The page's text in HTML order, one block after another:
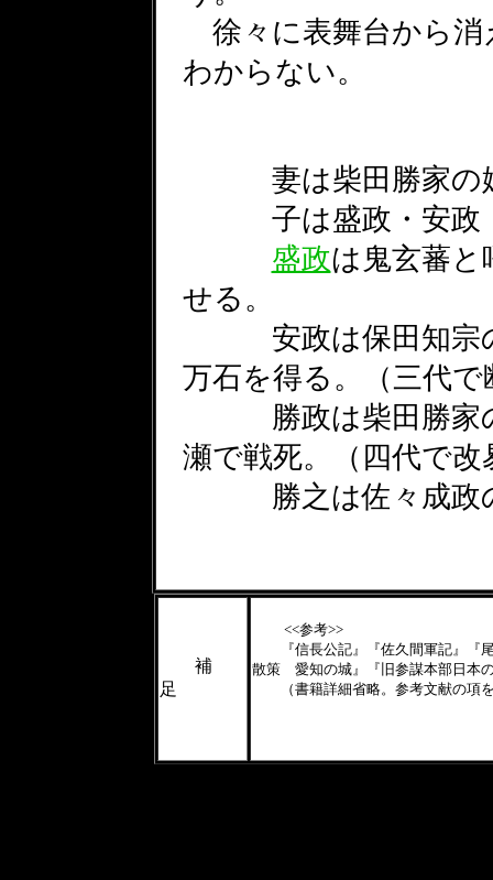
徐々に表舞台から消
わからない。
妻は柴田勝家の妹
子は盛政・安政・
盛政は鬼玄蕃と
せる。
安政は保田知宗の
万石を得る。（三代で
勝政は柴田勝家の
瀬で戦死。（四代で改
勝之は佐々成政
補
足
<<参考>>
『信長公記』『佐久間軍記』『尾
散策 愛知の城』『旧参謀本部日本
（書籍詳細省略。参考文献の項